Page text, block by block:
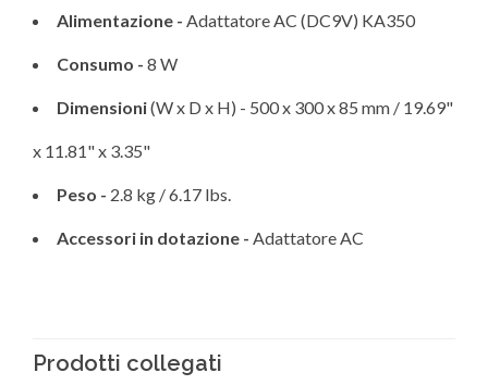
Alimentazione - Adattatore AC (DC9V) KA350
Consumo - 8 W
Dimensioni(W x D x H) - 500 x 300 x 85 mm / 19.69"
x 11.81" x 3.35"
Peso - 2.8 kg / 6.17 lbs.
Accessori in dotazione - Adattatore AC
Prodotti collegati